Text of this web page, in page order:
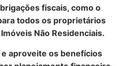
fiscais, como o
todos os proprietários
Imóveis Não Residenciais.
aproveite os benefícios